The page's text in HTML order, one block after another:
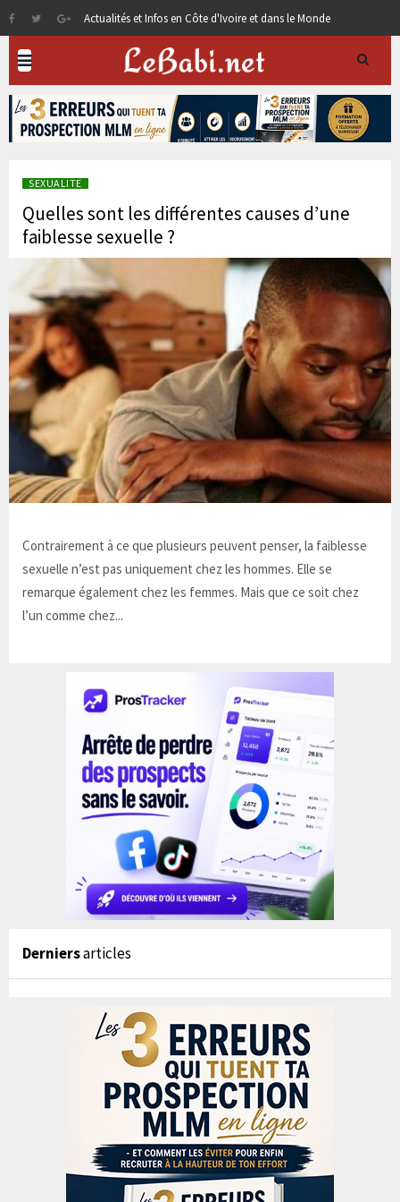
Actualités et Infos en Côte d'Ivoire et dans le Monde
SEXUALITE
Quelles sont les différentes causes d’une
faiblesse sexuelle ?
Contrairement à ce que plusieurs peuvent penser, la faiblesse
sexuelle n’est pas uniquement chez les hommes. Elle se
remarque également chez les femmes. Mais que ce soit chez
l’un comme chez...
Derniersarticles